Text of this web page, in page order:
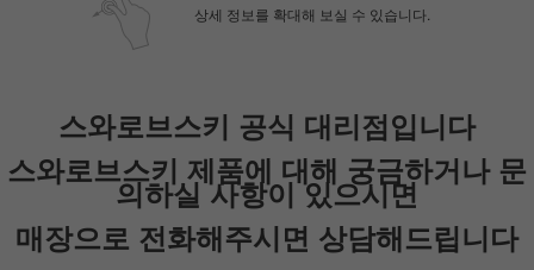
페이코 ID로 페
상세 정보를 확대해 보실 수 있습니다.
스와로브스키 공식 대리점입니다
스와로브스키 제품에 대해 궁금하거나 문
의하실 사항이 있으시면
매장으로 전화해주시면 상담해드립니다